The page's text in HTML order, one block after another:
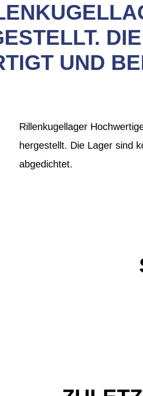
UND
Rillenkugellager
hergestellt. Die Lager sind
abgedichtet.